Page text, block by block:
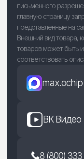
письменного
главную страницу
представленные на
Внешний вид товара,
товаров может быть
соответствовать
max.ochip
ВК Видео
8 (800) 333